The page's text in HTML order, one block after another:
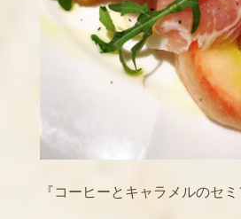
『コーヒーとキャラメルのセミ